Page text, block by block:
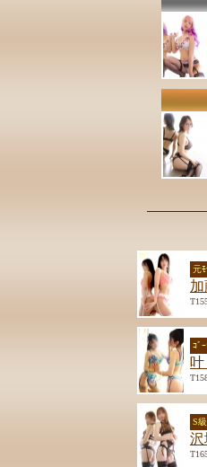
元
ｺﾞ
S
沢